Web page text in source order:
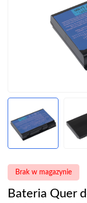
Brak w magazynie
Bateria Quer